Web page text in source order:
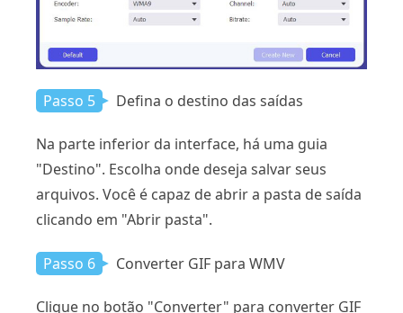
Passo 5 Defina o destino das saídas
Na parte inferior da interface, há uma guia
"Destino". Escolha onde deseja salvar seus
arquivos. Você é capaz de abrir a pasta de saída
clicando em "Abrir pasta".
Passo 6 Converter GIF para WMV
Clique no botão "Converter" para converter GIF